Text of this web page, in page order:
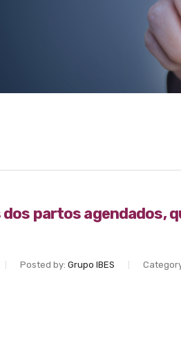
partos agendados,
Posted by: Grupo IBES